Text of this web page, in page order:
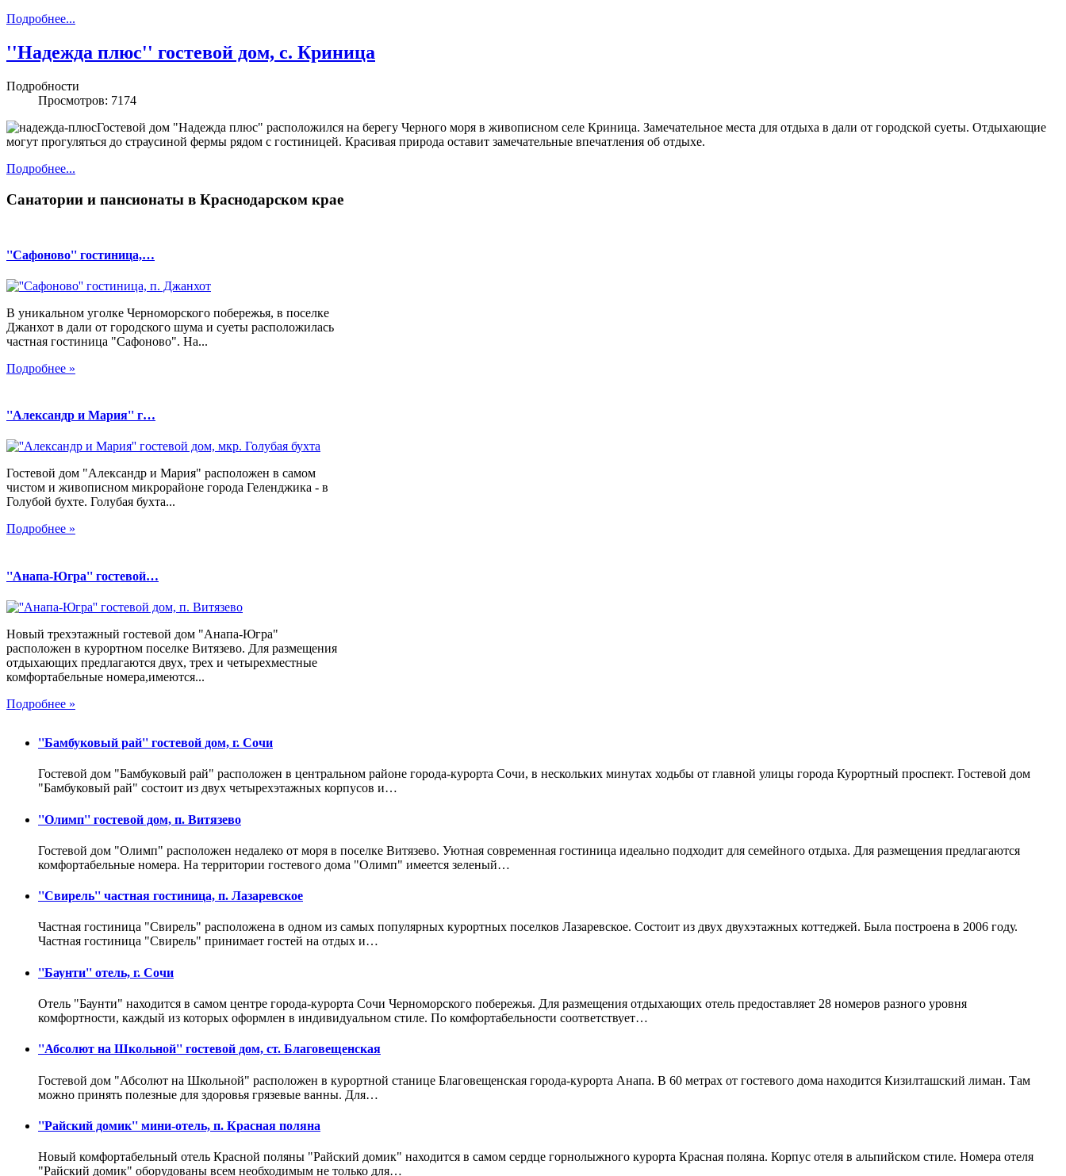
Подробнее...
''Надежда плюс'' гостевой дом, с. Криница
Подробности
Просмотров: 7174
Гостевой дом "Надежда плюс" расположился на берегу Черного моря в живописном селе Криница. Замечательное места для отдыха в дали от городской суеты. Отдыхающие
могут прогуляться до страусиной фермы рядом с гостиницей. Красивая природа оставит замечательные впечатления об отдыхе.
Подробнее...
Санатории и пансионаты в Краснодарском крае
''Сафоново'' гостиница,…
В уникальном уголке Черноморского побережья, в поселке
Джанхот в дали от городского шума и суеты расположилась
частная гостиница "Сафоново". На...
Подробнее »
''Александр и Мария'' г…
Гостевой дом "Александр и Мария" расположен в самом
чистом и живописном микрорайоне города Геленджика - в
Голубой бухте. Голубая бухта...
Подробнее »
''Анапа-Югра'' гостевой…
Новый трехэтажный гостевой дом "Анапа-Югра"
расположен в курортном поселке Витязево. Для размещения
отдыхающих предлагаются двух, трех и четырехместные
комфортабельные номера,имеются...
Подробнее »
''Бамбуковый рай'' гостевой дом, г. Сочи
Гостевой дом "Бамбуковый рай" расположен в центральном районе города-курорта Сочи, в нескольких минутах ходьбы от главной улицы города Курортный проспект. Гостевой дом
"Бамбуковый рай" состоит из двух четырехэтажных корпусов и…
''Олимп'' гостевой дом, п. Витязево
Гостевой дом "Олимп" расположен недалеко от моря в поселке Витязево. Уютная современная гостиница идеально подходит для семейного отдыха. Для размещения предлагаются
комфортабельные номера. На территории гостевого дома "Олимп" имеется зеленый…
''Свирель'' частная гостиница, п. Лазаревское
Частная гостиница "Свирель" расположена в одном из самых популярных курортных поселков Лазаревское. Состоит из двух двухэтажных коттеджей. Была построена в 2006 году.
Частная гостиница "Свирель" принимает гостей на отдых и…
''Баунти'' отель, г. Сочи
Отель "Баунти" находится в самом центре города-курорта Сочи Черноморского побережья. Для размещения отдыхающих отель предоставляет 28 номеров разного уровня
комфортности, каждый из которых оформлен в индивидуальном стиле. По комфортабельности соответствует…
''Абсолют на Школьной'' гостевой дом, ст. Благовещенская
Гостевой дом "Абсолют на Школьной" расположен в курортной станице Благовещенская города-курорта Анапа. В 60 метрах от гостевого дома находится Кизилташский лиман. Там
можно принять полезные для здоровья грязевые ванны. Для…
''Райский домик'' мини-отель, п. Красная поляна
Новый комфортабельный отель Красной поляны "Райский домик" находится в самом сердце горнолыжного курорта Красная поляна. Корпус отеля в альпийском стиле. Номера отеля
"Райский домик" оборудованы всем необходимым не только для…